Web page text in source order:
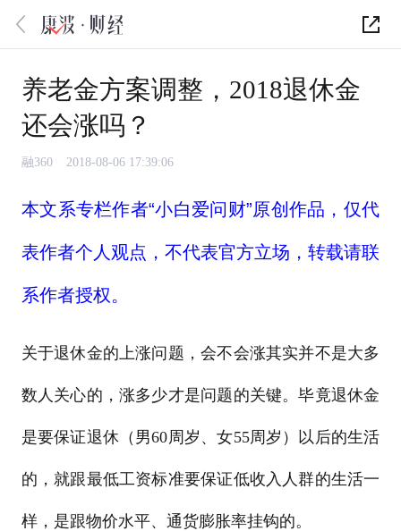
养老金方案调整，2018退休金
还会涨吗？
融360 2018-08-06 17:39:06
本文系专栏作者“小白爱问财”原创作品，仅代
表作者个人观点，不代表官方立场，转载请联
系作者授权。
关于退休金的上涨问题，会不会涨其实并不是大多
数人关心的，涨多少才是问题的关键。毕竟退休金
是要保证退休（男60周岁、女55周岁）以后的生活
的，就跟最低工资标准要保证低收入人群的生活一
样，是跟物价水平、通货膨胀率挂钩的。